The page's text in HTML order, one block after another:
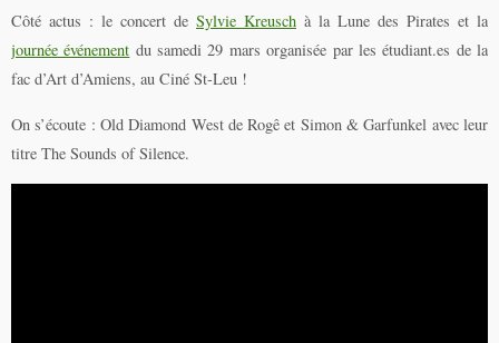
Côté actus : le concert de Sylvie Kreusch à la Lune des Pirates et la
journée événement du samedi 29 mars organisée par les étudiant.es de la
fac d’Art d’Amiens, au Ciné St-Leu !
On s’écoute : Old Diamond West de Rogê et Simon & Garfunkel avec leur
titre The Sounds of Silence.